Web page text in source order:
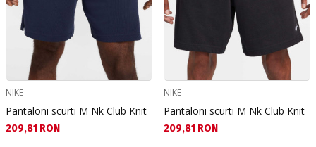
NIKE
Pantaloni scurti M Nk Club Knit
Текуща цена:
209,81 RON
NIKE
Pantaloni scurti M Nk Club Knit
Текуща цена:
209,81 RON